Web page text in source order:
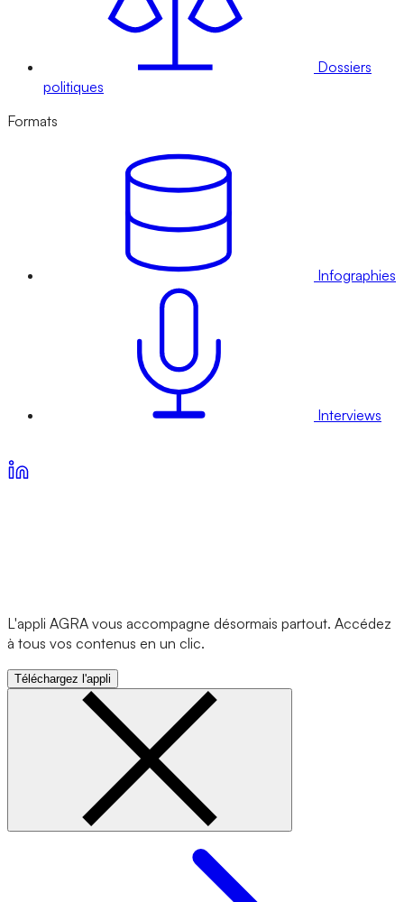
Dossiers
politiques
Formats
Infographies
Interviews
L'appli AGRA vous accompagne désormais partout. Accédez
à tous vos contenus en un clic.
Téléchargez l'appli